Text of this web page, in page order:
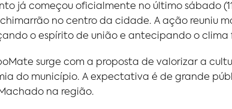
já começou oficialmente no último sábado
no centro da cidade. A ação reuniu
o espírito de união e antecipando o clima
surge com a proposta de valorizar a
do município. A expectativa é de grande
na região.